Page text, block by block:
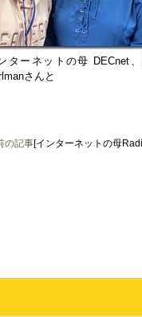
ターネットの母 DECnet
さんと
の記事[インターネットの母